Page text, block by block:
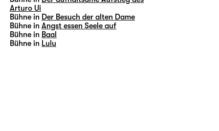
Arturo Ui
Bühne in Der Besuch der alten Dame
Bühne in Angst essen Seele auf
Bühne in Baal
Bühne in Lulu